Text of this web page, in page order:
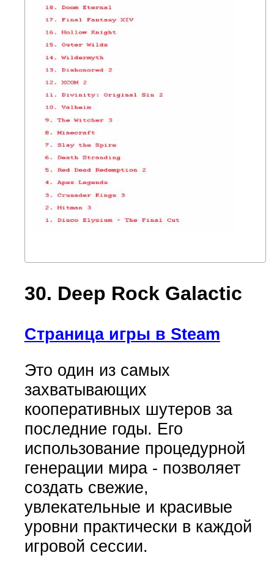
30. Deep Rock Galactic
Страница игры в Steam
Это один из самых
захватывающих
кооперативных шутеров за
последние годы. Его
использование процедурной
генерации мира - позволяет
создать свежие,
увлекательные и красивые
уровни практически в каждой
игровой сессии.